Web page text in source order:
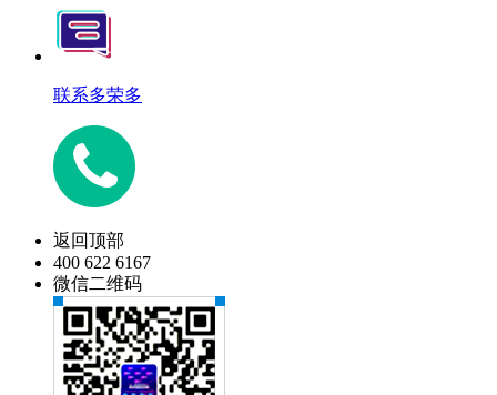
联系多荣多
返回顶部
400 622 6167
微信二维码